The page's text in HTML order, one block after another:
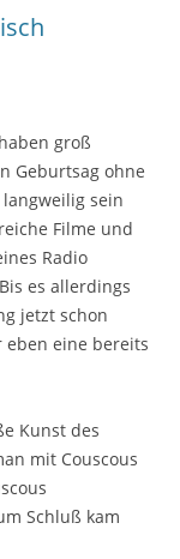
groß
Geburtsag ohne
sein
Filme und
Radio
es allerdings
jetzt schon
eben eine bereits
Kunst des
mit Couscous
Schluß kam